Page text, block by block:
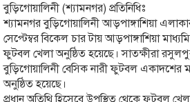
বুড়িগোয়ালিনী (শ‍্যামনগর) প্রতিনিধিঃ
শ‍্যামনগর বুড়িগোয়ালিনী আড়পাঙ্গাশিয়া
সেপ্টেম্বর বিকেল চার টায় আড়পাঙ্গাশিয়া
ফুটবল খেলা অনুষ্ঠিত হয়েছে। সাতক্ষীরা
বুড়িগোয়ালিনী বেসিক নারী ফুটবল একাদশের
অনুষ্ঠিত হয়েছে।
প্রধান অতিথি হিসেবে উপস্থিত থেকে ফুটবল